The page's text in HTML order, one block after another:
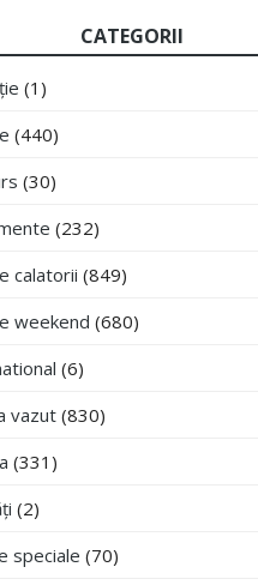
CATEGORII
(1)
(440)
(30)
(232)
calatorii (849)
weekend (680)
(6)
vazut (830)
(331)
(2)
speciale (70)